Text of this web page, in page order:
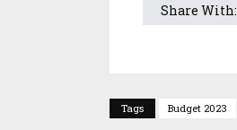
Share With:
Tags Budget 2023